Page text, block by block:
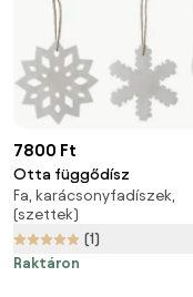
7800 Ft
Otta függődísz
Fa, karácsonyfadíszek,
(szettek)
(1)
Raktáron